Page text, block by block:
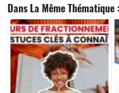
Dans La Même Thématique :